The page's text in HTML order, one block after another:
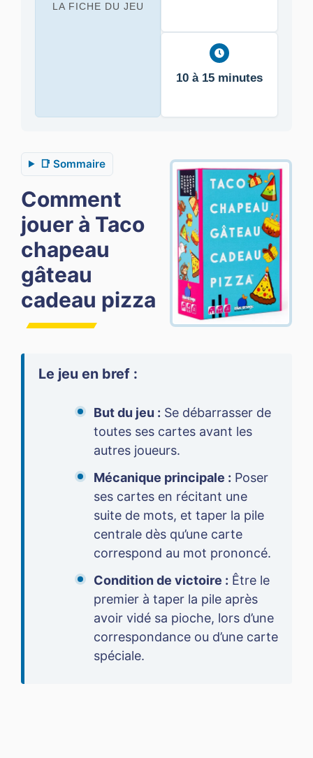
LA FICHE DU JEU
10 à 15 minutes
📑 Sommaire
Comment
jouer à Taco
chapeau
gâteau
cadeau pizza
Le jeu en bref :
But du jeu : Se débarrasser de
toutes ses cartes avant les
autres joueurs.
Mécanique principale : Poser
ses cartes en récitant une
suite de mots, et taper la pile
centrale dès qu’une carte
correspond au mot prononcé.
Condition de victoire : Être le
premier à taper la pile après
avoir vidé sa pioche, lors d’une
correspondance ou d’une carte
spéciale.